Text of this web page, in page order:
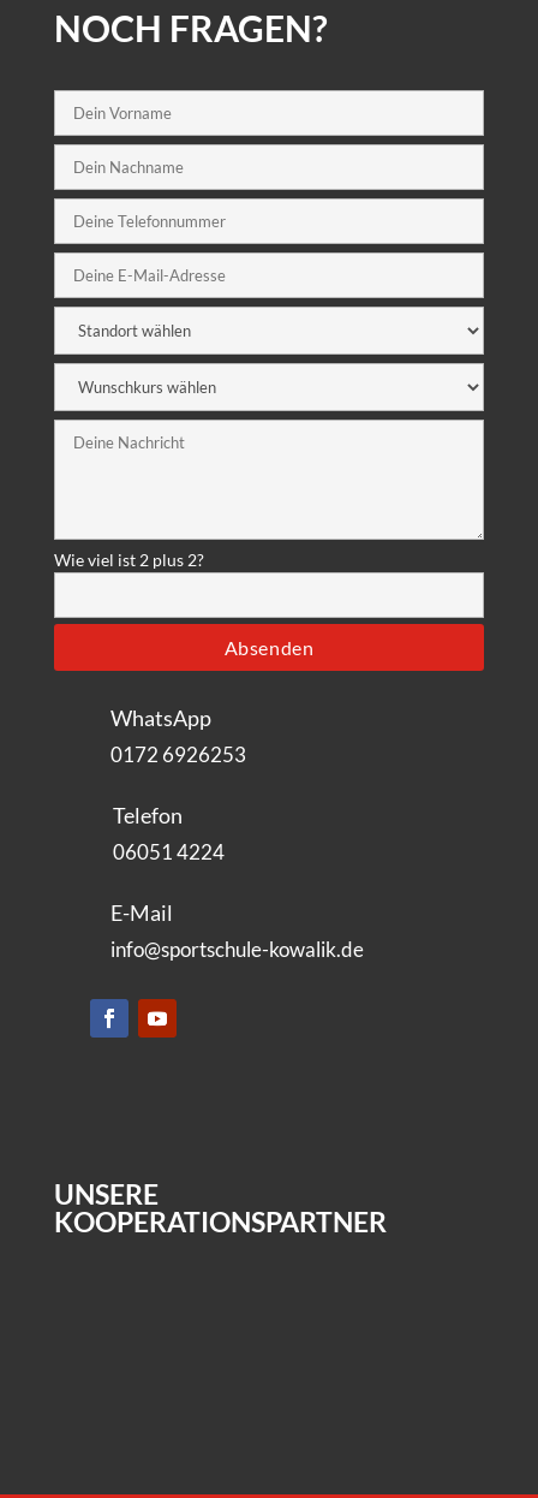
NOCH FRAGEN?
Wie viel ist 2 plus 2?
WhatsApp
0172 6926253‬
Telefon
06051 4224
E-Mail
info@sportschule-kowalik.de
UNSERE
KOOPERATIONSPARTNER